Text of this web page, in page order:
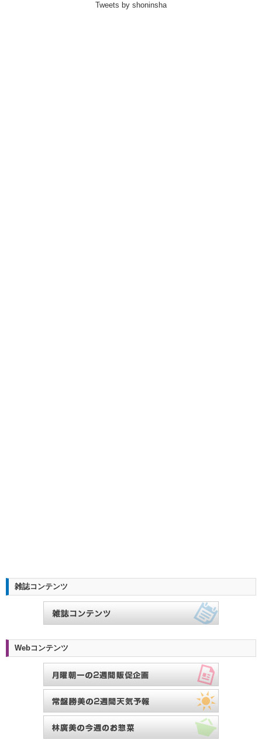
Tweets by shoninsha
雑誌コンテンツ
Webコンテンツ